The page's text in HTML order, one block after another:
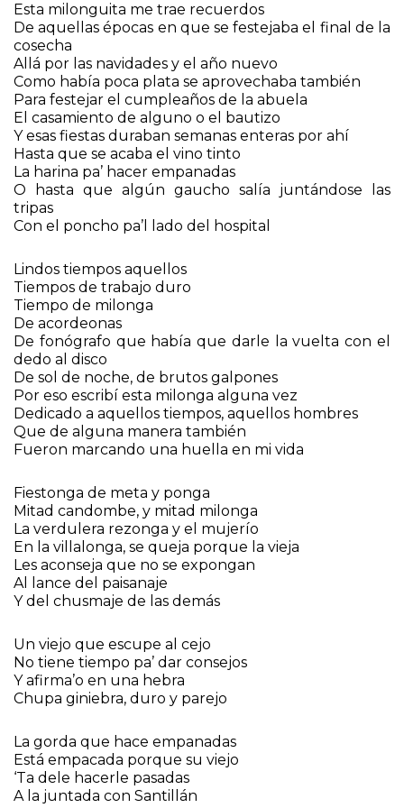
Esta milonguita me trae recuerdos
De aquellas épocas en que se festejaba el final de la
cosecha
Allá por las navidades y el año nuevo
Como había poca plata se aprovechaba también
Para festejar el cumpleaños de la abuela
El casamiento de alguno o el bautizo
Y esas fiestas duraban semanas enteras por ahí
Hasta que se acaba el vino tinto
La harina pa’ hacer empanadas
O hasta que algún gaucho salía juntándose las
tripas
Con el poncho pa’l lado del hospital
Lindos tiempos aquellos
Tiempos de trabajo duro
Tiempo de milonga
De acordeonas
De fonógrafo que había que darle la vuelta con el
dedo al disco
De sol de noche, de brutos galpones
Por eso escribí esta milonga alguna vez
Dedicado a aquellos tiempos, aquellos hombres
Que de alguna manera también
Fueron marcando una huella en mi vida
Fiestonga de meta y ponga
Mitad candombe, y mitad milonga
La verdulera rezonga y el mujerío
En la villalonga, se queja porque la vieja
Les aconseja que no se expongan
Al lance del paisanaje
Y del chusmaje de las demás
Un viejo que escupe al cejo
No tiene tiempo pa’ dar consejos
Y afirma’o en una hebra
Chupa giniebra, duro y parejo
La gorda que hace empanadas
Está empacada porque su viejo
‘Ta dele hacerle pasadas
A la juntada con Santillán